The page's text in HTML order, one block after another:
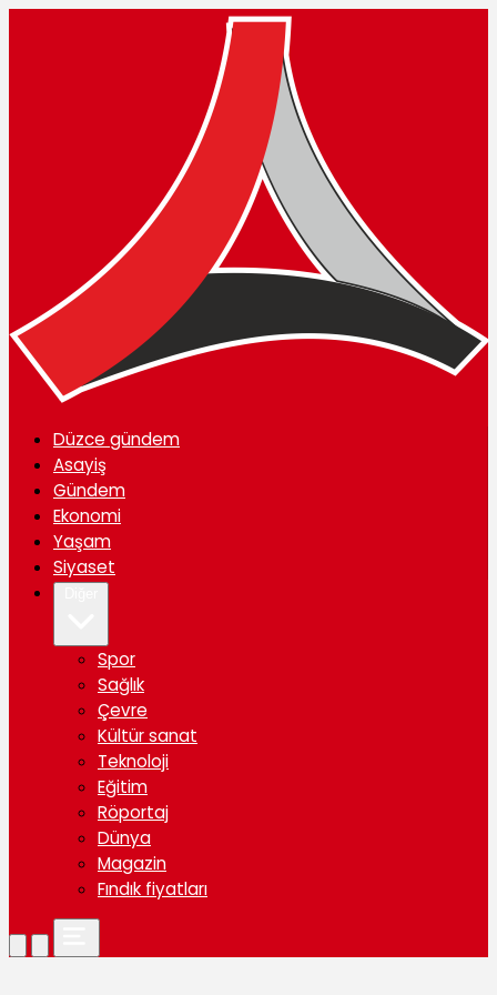
Düzce gündem
Asayiş
Gündem
Ekonomi
Yaşam
Siyaset
Spor
Sağlık
Çevre
Kültür sanat
Teknoloji
Eğitim
Röportaj
Dünya
Magazin
Fındık fiyatları